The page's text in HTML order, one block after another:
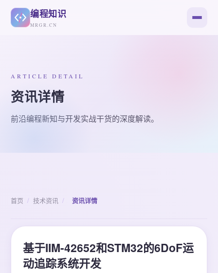
编程知识
MRGR.CN
ARTICLE DETAIL
资讯详情
前沿编程新知与开发实战干货的深度解读。
首页 / 技术资讯 / 资讯详情
基于IIM-42652和STM32的6DoF运
动追踪系统开发